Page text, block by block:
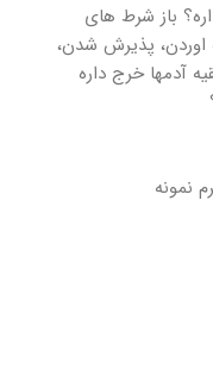
باز شرط های
پذیرش شدن،
آدمها خرج داره
نمونه